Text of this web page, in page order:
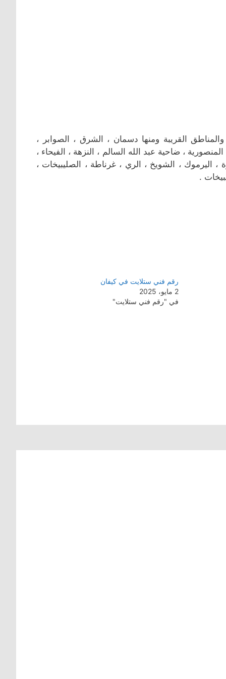
فني ستلايت قرطبة يعمل في منطقة قرطبة بمحافظة العاصمة والمناطق القريبة ‎ومنها دسمان ، الشرق ، الصوابر ،
، ضاحية عبد الله السالم ، النزهة ، الفيحاء ،
، اليرموك ، الشويخ ، الري ، غرناطة ، الصليبيخات ،
.
رقم فني ستلايت في كيفان
2 مايو، 2025
في "رقم فني ستلايت"